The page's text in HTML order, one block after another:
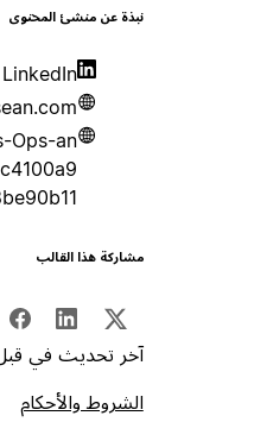
نبذة عن منشئ المحتوى
LinkedIn
Ops-an
مشاركة هذا القالب
آخر تحديث في قبل ٥٦
الشروط والأحكام